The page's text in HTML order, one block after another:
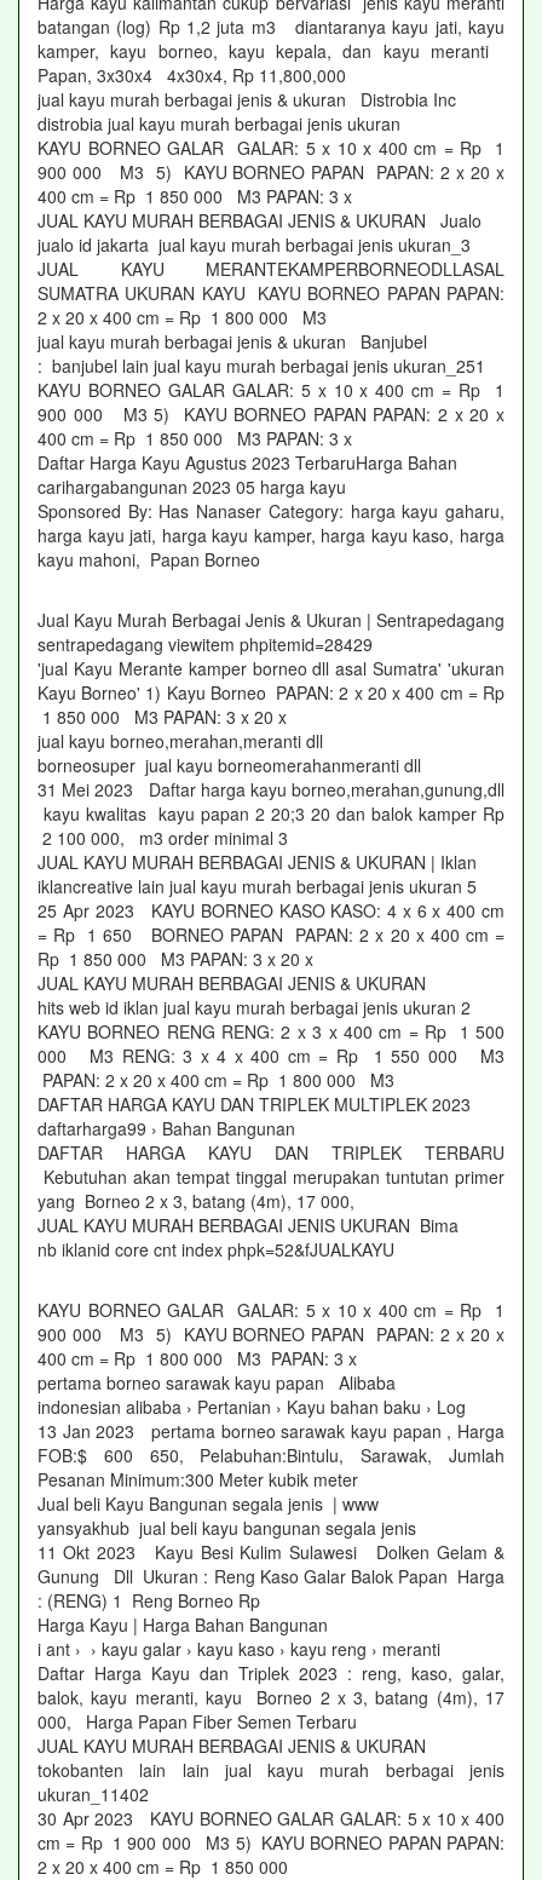
batangan (log) Rp 1,2 juta m3 diantaranya kayu jati, kayu
kamper, kayu borneo, kayu kepala, dan kayu meranti
Papan, 3x30x4 4x30x4, Rp 11,800,000
jual kayu murah berbagai jenis & ukuran Distrobia Inc
distrobia jual kayu murah berbagai jenis ukuran
KAYU BORNEO GALAR GALAR: 5 x 10 x 400 cm = Rp 1
900 000 M3 5) KAYU BORNEO PAPAN PAPAN: 2 x 20 x
400 cm = Rp 1 850 000 M3 PAPAN: 3 x
JUAL KAYU MURAH BERBAGAI JENIS & UKURAN Jualo
jualo id jakarta jual kayu murah berbagai jenis ukuran_3
JUAL KAYU MERANTEKAMPERBORNEODLLASAL
SUMATRA UKURAN KAYU KAYU BORNEO PAPAN PAPAN:
2 x 20 x 400 cm = Rp 1 800 000 M3
jual kayu murah berbagai jenis & ukuran Banjubel
: banjubel lain jual kayu murah berbagai jenis ukuran_251
KAYU BORNEO GALAR GALAR: 5 x 10 x 400 cm = Rp 1
900 000 M3 5) KAYU BORNEO PAPAN PAPAN: 2 x 20 x
400 cm = Rp 1 850 000 M3 PAPAN: 3 x
Daftar Harga Kayu Agustus 2023 TerbaruHarga Bahan
carihargabangunan 2023 05 harga kayu
Sponsored By: Has Nanaser Category: harga kayu gaharu,
harga kayu jati, harga kayu kamper, harga kayu kaso, harga
kayu mahoni, Papan Borneo
Jual Kayu Murah Berbagai Jenis & Ukuran | Sentrapedagang
sentrapedagang viewitem phpitemid=28429
'jual Kayu Merante kamper borneo dll asal Sumatra' 'ukuran
Kayu Borneo' 1) Kayu Borneo PAPAN: 2 x 20 x 400 cm = Rp
1 850 000 M3 PAPAN: 3 x 20 x
jual kayu borneo,merahan,meranti dll
borneosuper jual kayu borneomerahanmeranti dll
31 Mei 2023 Daftar harga kayu borneo,merahan,gunung,dll
kayu kwalitas kayu papan 2 20;3 20 dan balok kamper Rp
2 100 000, m3 order minimal 3
JUAL KAYU MURAH BERBAGAI JENIS & UKURAN | Iklan
iklancreative lain jual kayu murah berbagai jenis ukuran 5
25 Apr 2023 KAYU BORNEO KASO KASO: 4 x 6 x 400 cm
= Rp 1 650 BORNEO PAPAN PAPAN: 2 x 20 x 400 cm =
Rp 1 850 000 M3 PAPAN: 3 x 20 x
JUAL KAYU MURAH BERBAGAI JENIS & UKURAN
hits web id iklan jual kayu murah berbagai jenis ukuran 2
KAYU BORNEO RENG RENG: 2 x 3 x 400 cm = Rp 1 500
000 M3 RENG: 3 x 4 x 400 cm = Rp 1 550 000 M3
PAPAN: 2 x 20 x 400 cm = Rp 1 800 000 M3
DAFTAR HARGA KAYU DAN TRIPLEK MULTIPLEK 2023
daftarharga99 › Bahan Bangunan
DAFTAR HARGA KAYU DAN TRIPLEK TERBARU
Kebutuhan akan tempat tinggal merupakan tuntutan primer
yang Borneo 2 x 3, batang (4m), 17 000,
JUAL KAYU MURAH BERBAGAI JENIS UKURAN Bima
nb iklanid core cnt index phpk=52&fJUALKAYU
KAYU BORNEO GALAR GALAR: 5 x 10 x 400 cm = Rp 1
900 000 M3 5) KAYU BORNEO PAPAN PAPAN: 2 x 20 x
400 cm = Rp 1 800 000 M3 PAPAN: 3 x
pertama borneo sarawak kayu papan Alibaba
indonesian alibaba › Pertanian › Kayu bahan baku › Log
13 Jan 2023 pertama borneo sarawak kayu papan , Harga
FOB:$ 600 650, Pelabuhan:Bintulu, Sarawak, Jumlah
Pesanan Minimum:300 Meter kubik meter
Jual beli Kayu Bangunan segala jenis | www
yansyakhub jual beli kayu bangunan segala jenis
11 Okt 2023 Kayu Besi Kulim Sulawesi Dolken Gelam &
Gunung Dll Ukuran : Reng Kaso Galar Balok Papan Harga
: (RENG) 1 Reng Borneo Rp
Harga Kayu | Harga Bahan Bangunan
i ant › › kayu galar › kayu kaso › kayu reng › meranti
Daftar Harga Kayu dan Triplek 2023 : reng, kaso, galar,
balok, kayu meranti, kayu Borneo 2 x 3, batang (4m), 17
000, Harga Papan Fiber Semen Terbaru
JUAL KAYU MURAH BERBAGAI JENIS & UKURAN
tokobanten lain lain jual kayu murah berbagai jenis
ukuran_11402
30 Apr 2023 KAYU BORNEO GALAR GALAR: 5 x 10 x 400
cm = Rp 1 900 000 M3 5) KAYU BORNEO PAPAN PAPAN:
2 x 20 x 400 cm = Rp 1 850 000